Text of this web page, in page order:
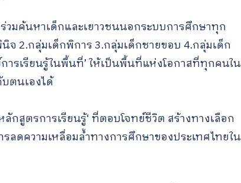
มค้นหาเด็กและเยาวชนนอกระบบการศึกษาทุก
2.กลุ่มเด็กพิการ 3.กลุ่มเด็กชายขอบ 4.กลุ่มเด็ก
ารเรียนรู้ในพื้นที่’ ให้เป็นพื้นที่แห่งโอกาสที่ทุกคนใน
ตนเองได้
สูตรการเรียนรู้‘ ที่ตอบโจทย์ชีวิต สร้างทางเลือก
ลดความเหลื่อมล้ำทางการศึกษาของประเทศไทยใน